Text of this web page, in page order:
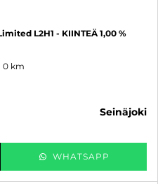
L2H1 - KIINTEÄ 1,00 %
0 km
seinäjoki
WHATSAPP